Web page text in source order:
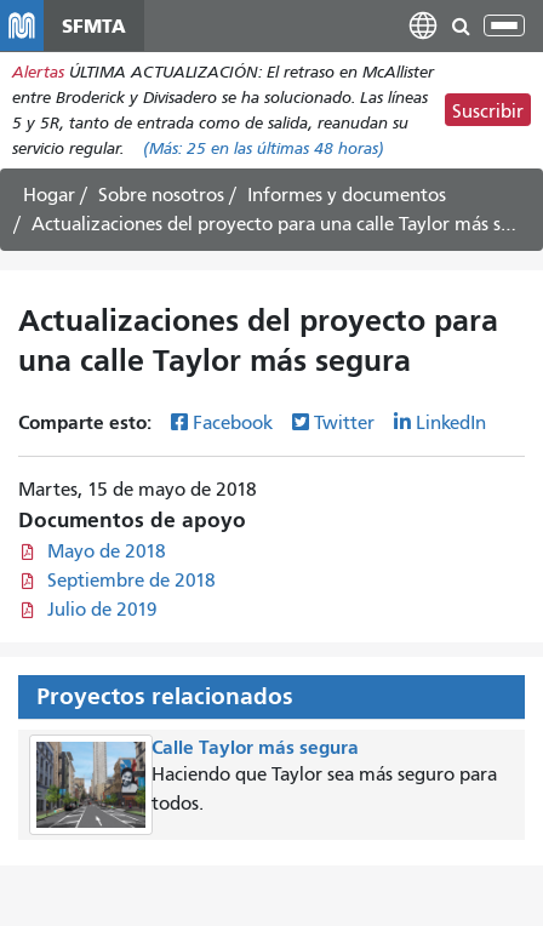
contenido
principal
SFMTA
Alertas ÚLTIMA ACTUALIZACIÓN: El retraso en McAllister
entre Broderick y Divisadero se ha solucionado. Las líneas
5 y 5R, tanto de entrada como de salida, reanudan su
servicio regular.
(Más: 25 en las últimas 48 horas)
Suscribir
Hogar Sobre nosotros
Informes y documentos
Actualizaciones del proyecto para una calle Taylor más segura
Actualizaciones del proyecto para
una calle Taylor más segura
Comparte esto: Facebook Twitter LinkedIn
Martes, 15 de mayo de 2018
Documentos de apoyo
Mayo de 2018
Septiembre de 2018
Julio de 2019
Proyectos relacionados
Calle Taylor más segura
Haciendo que Taylor sea más seguro para
todos.